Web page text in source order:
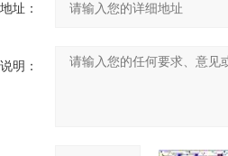
址：
明：